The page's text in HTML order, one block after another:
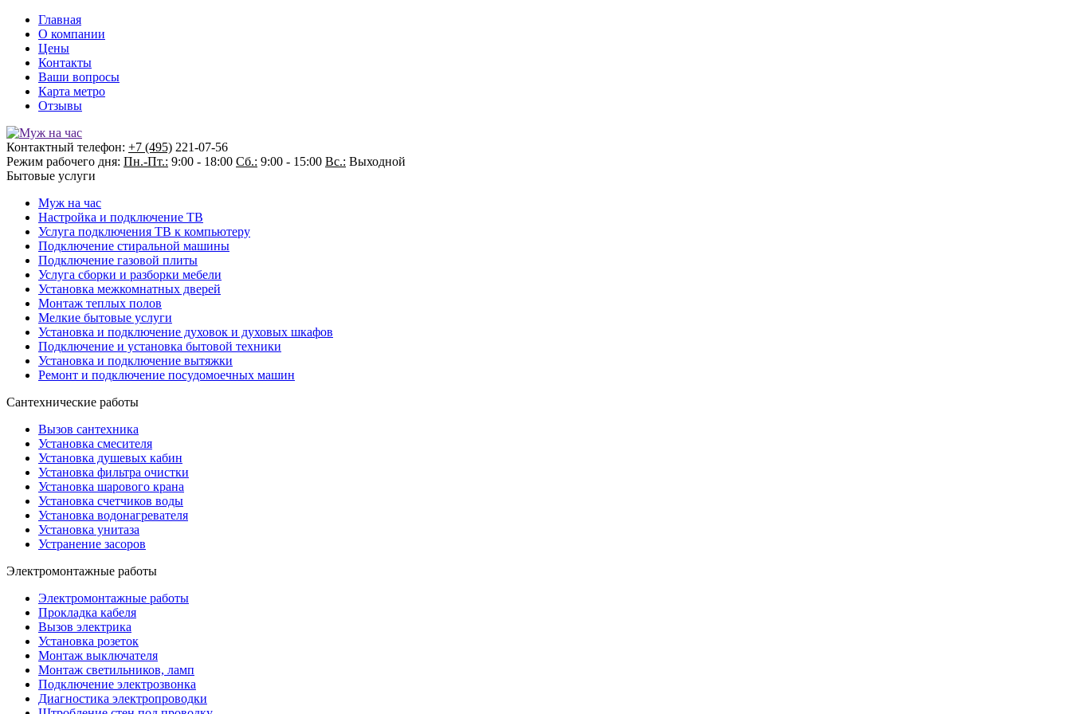
Главная
О компании
Цены
Контакты
Ваши вопросы
Карта метро
Отзывы
Контактный телефон: +7 (495) 221-07-56
Режим рабочего дня: Пн.-Пт.: 9:00 - 18:00 Сб.: 9:00 - 15:00 Вс.: Выходной
Бытовые услуги
Муж на час
Настройка и подключение ТВ
Услуга подключения ТВ к компьютеру
Подключение стиральной машины
Подключение газовой плиты
Услуга сборки и разборки мебели
Установка межкомнатных дверей
Монтаж теплых полов
Мелкие бытовые услуги
Установка и подключение духовок и духовых шкафов
Подключение и установка бытовой техники
Установка и подключение вытяжки
Ремонт и подключение посудомоечных машин
Сантехнические работы
Вызов сантехника
Установка смесителя
Установка душевых кабин
Установка фильтра очистки
Установка шарового крана
Установка счетчиков воды
Установка водонагревателя
Установка унитаза
Устранение засоров
Электромонтажные работы
Электромонтажные работы
Прокладка кабеля
Вызов электрика
Установка розеток
Монтаж выключателя
Монтаж светильников, ламп
Подключение электрозвонка
Диагностика электропроводки